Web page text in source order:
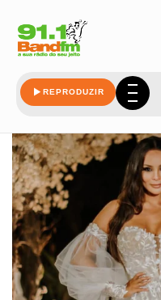
REPRODUZIR